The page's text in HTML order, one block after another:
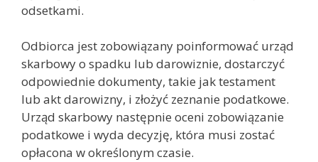
odsetkami.
Odbiorca jest zobowiązany poinformować urząd
skarbowy o spadku lub darowiznie, dostarczyć
odpowiednie dokumenty, takie jak testament
lub akt darowizny, i złożyć zeznanie podatkowe.
Urząd skarbowy następnie oceni zobowiązanie
podatkowe i wyda decyzję, która musi zostać
opłacona w określonym czasie.